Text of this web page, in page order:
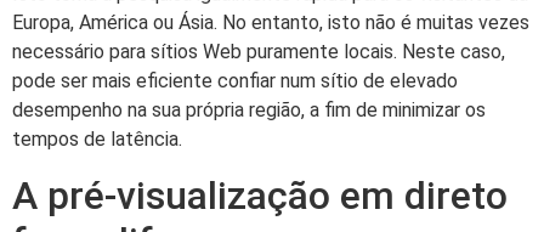
Europa, América ou Ásia. No entanto, isto não é muitas vezes
necessário para sítios Web puramente locais. Neste caso,
pode ser mais eficiente confiar num sítio de elevado
desempenho na sua própria região, a fim de minimizar os
tempos de latência.
A pré-visualização em direto